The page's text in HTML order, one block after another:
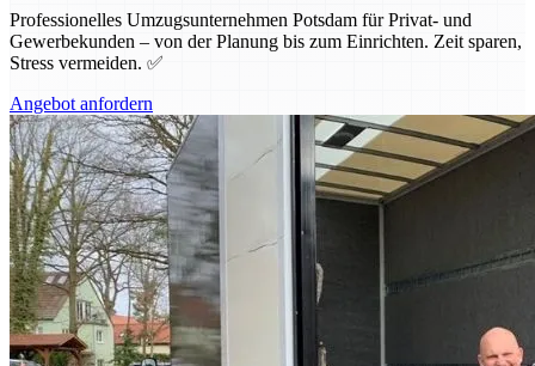
Professionelles Umzugsunternehmen Potsdam für Privat- und
Gewerbekunden – von der Planung bis zum Einrichten. Zeit sparen,
Stress vermeiden. ✅
Angebot anfordern